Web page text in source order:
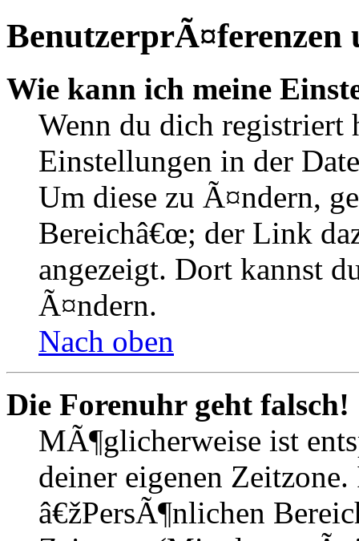
BenutzerprÃ¤ferenzen
Wie kann ich meine
Wenn du dich registriert
Einstellungen in der
Um diese zu Ã¤ndern,
Bereichâ€œ; der Link
angezeigt. Dort kannst
Ã¤ndern.
Nach oben
Die Forenuhr geht falsch!
MÃ¶glicherweise ist
deiner eigenen
â€žPersÃ¶nlichen